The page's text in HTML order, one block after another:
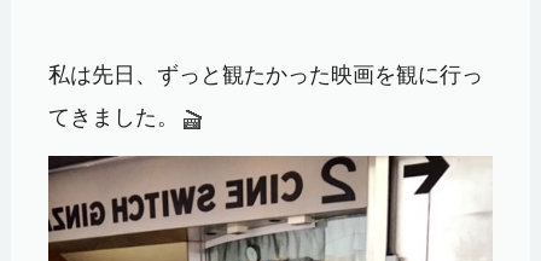
私は先日、ずっと観たかった映画を観に行っ
てきました。